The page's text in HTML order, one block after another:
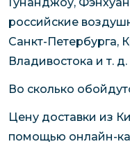
российские
Санкт-Петербурга,
Владивостока и т.
Во сколько
Цену доставки из
помощью онлайн-